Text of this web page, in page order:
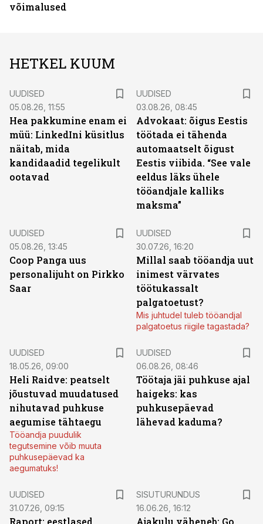
võimalused
HETKEL KUUM
UUDISED
05.08.26, 11:55
Hea pakkumine enam ei
müü: LinkedIni küsitlus
näitab, mida
kandidaadid tegelikult
ootavad
UUDISED
03.08.26, 08:45
Advokaat: õigus Eestis
töötada ei tähenda
automaatselt õigust
Eestis viibida. “See vale
eeldus läks ühele
tööandjale kalliks
maksma”
UUDISED
05.08.26, 13:45
Coop Panga uus
personalijuht on Pirkko
Saar
UUDISED
30.07.26, 16:20
Millal saab tööandja uut
inimest värvates
töötukassalt
palgatoetust?
Mis juhtudel tuleb tööandjal
palgatoetus riigile tagastada?
UUDISED
18.05.26, 09:00
Heli Raidve: peatselt
jõustuvad muudatused
nihutavad puhkuse
aegumise tähtaegu
Tööandja puudulik
tegutsemine võib muuta
puhkusepäevad ka
aegumatuks!
UUDISED
06.08.26, 08:46
Töötaja jäi puhkuse ajal
haigeks: kas
puhkusepäevad
lähevad kaduma?
UUDISED
31.07.26, 09:15
Raport: eestlased
SISUTURUNDUS
16.06.26, 16:12
Ajakulu väheneb: Go